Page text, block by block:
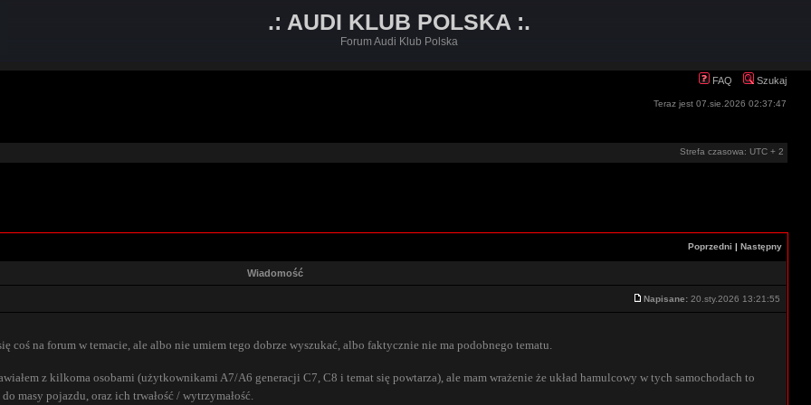
.: AUDI KLUB POLSKA :.
Forum Audi Klub Polska
FAQ Szukaj
Teraz jest 07.sie.2026 02:37:47
Strefa czasowa: UTC + 2
Poprzedni | Następny
Wiadomość
Napisane: 20.sty.2026 13:21:55
coś na forum w temacie, ale albo nie umiem tego dobrze wyszukać, albo faktycznie nie ma podobnego tematu.
z kilkoma osobami (użytkownikami A7/A6 generacji C7, C8 i temat się powtarza), ale mam wrażenie że układ hamulcowy w tych samochodach to
masy pojazdu, oraz ich trwałość / wytrzymałość.